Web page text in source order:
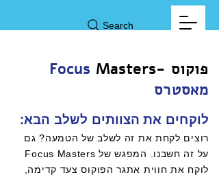
Search
Focus
Masters- פוקוס
מאסטרס
לוקחים את הצוותים לשלב הבא:
רוצים לקחת את זה לשלב של הטמעה? גם
על זה חשבנו. המפגש של Focus Masters
לוקח את חווית אתגר הפוקוס צעד קדימה,